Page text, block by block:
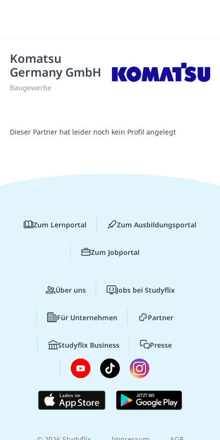
Komatsu
Germany GmbH
Baugewerbe
Dieser Partner hat leider noch kein Profil angelegt
Zum Lernportal Zum Ausbildungsportal
Zum Jobportal
Über uns Jobs bei Studyflix
Für Unternehmen Partner
Studyflix Business Presse